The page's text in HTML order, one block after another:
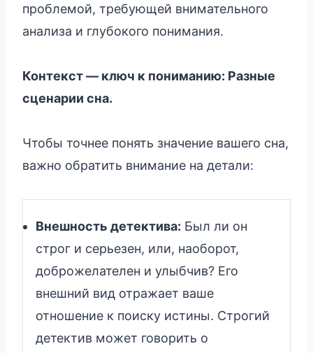
проблемой, требующей внимательного
анализа и глубокого понимания.
Контекст — ключ к пониманию: Разные
сценарии сна.
Чтобы точнее понять значение вашего сна,
важно обратить внимание на детали:
Внешность детектива: Был ли он
строг и серьезен, или, наоборот,
доброжелателен и улыбчив? Его
внешний вид отражает ваше
отношение к поиску истины. Строгий
детектив может говорить о